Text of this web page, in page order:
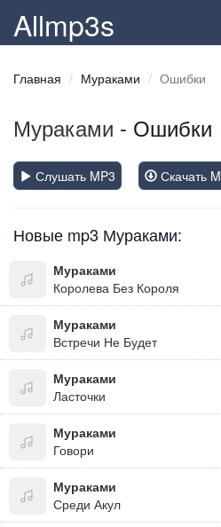
Allmp3s
Главная Мураками Ошибки
Мураками - Ошибки
Слушать MP3 Скачать
Новые mp3 Мураками:
Мураками
Королева Без Короля
Мураками
Встречи Не Будет
Мураками
Ласточки
Мураками
Говори
Мураками
Среди Акул